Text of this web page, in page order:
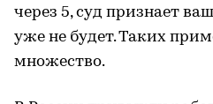
через 5, суд признает
уже не будет. Таких
множество.